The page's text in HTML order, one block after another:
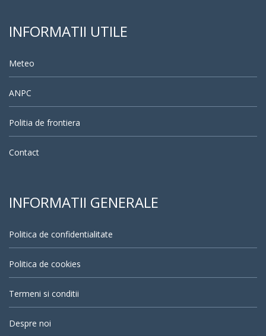
INFORMATII UTILE
Meteo
ANPC
Politia de frontiera
Contact
INFORMATII GENERALE
Politica de confidentialitate
Politica de cookies
Termeni si conditii
Despre noi